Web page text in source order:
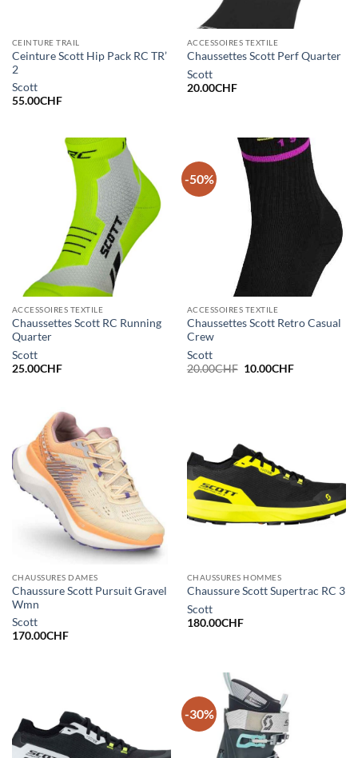
CEINTURE TRAIL
Ceinture Scott Hip Pack RC TR’
2
Scott
55.00CHF
ACCESSOIRES TEXTILE
Chaussettes Scott Perf Quarter
Scott
20.00CHF
ACCESSOIRES TEXTILE
Chaussettes Scott RC Running
Quarter
Scott
25.00CHF
-50%
ACCESSOIRES TEXTILE
Chaussettes Scott Retro Casual
Crew
Scott
20.00CHF Le
10.00CHFLe
CHAUSSURES DAMES
Chaussure Scott Pursuit Gravel
Wmn
Scott
170.00CHF
CHAUSSURES HOMMES
Chaussure Scott Supertrac RC 3
Scott
180.00CHF
-30%